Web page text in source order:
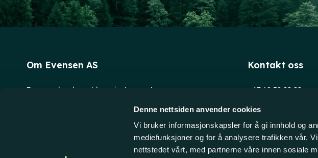
Denne nettsiden anvender cookies
Vi bruker informasjonskapsler for å gi innhold og
mediefunksjoner og for å analysere trafikken vår.
nettstedet vårt, med partnerne våre innen sosiale
Om Evensen AS
Evensen har levert laserinstrumenter og
markedet siden 1996. Vi holder til fem minutters
biltur fra Fredrikstad sentrum. Personlig service og
raske leveranser er vårt fokus - velkommen til å
Kontakt oss
+47 69 39 88 88
Org.nr: 930193135